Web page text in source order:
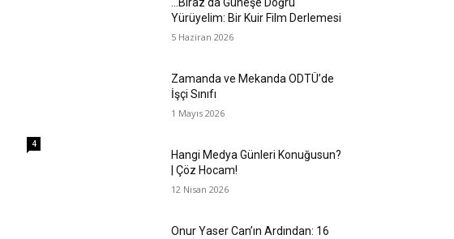
4
Yürüyelim: Bir Kuir Film Derlemesi
5 Haziran 2026
Zamanda ve Mekanda ODTÜ’de
İşçi Sınıfı
1 Mayıs 2026
Hangi Medya Günleri Konuğusun?
| Çöz Hocam!
12 Nisan 2026
Onur Yaser Can’ın Ardından: 16